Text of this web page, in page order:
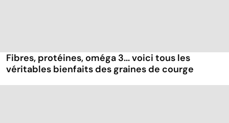
Fibres, protéines, oméga 3... voici tous les
véritables bienfaits des graines de courge